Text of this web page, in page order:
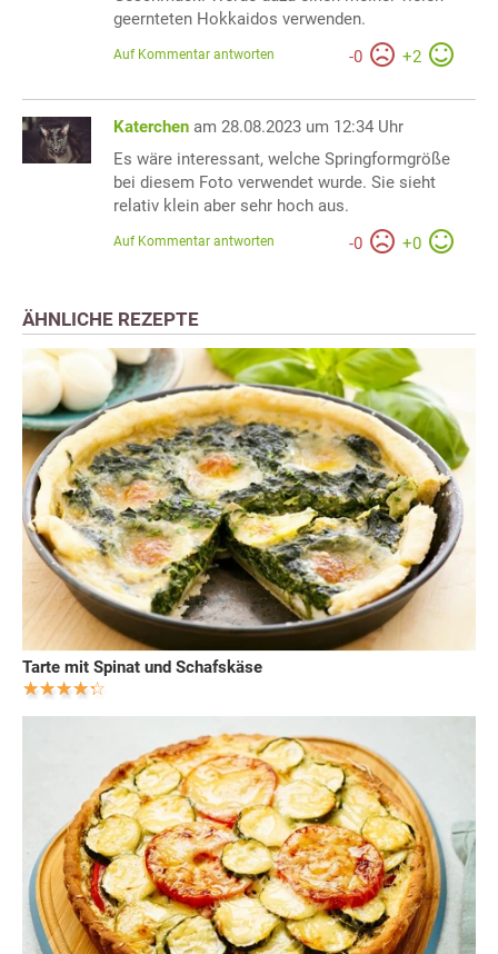
geernteten Hokkaidos verwenden.
-0 +2
Auf Kommentar antworten
Katerchen am 28.08.2023 um 12:34 Uhr
Es wäre interessant, welche Springformgröße
bei diesem Foto verwendet wurde. Sie sieht
relativ klein aber sehr hoch aus.
-0 +0
Auf Kommentar antworten
ÄHNLICHE REZEPTE
Tarte mit Spinat und Schafskäse